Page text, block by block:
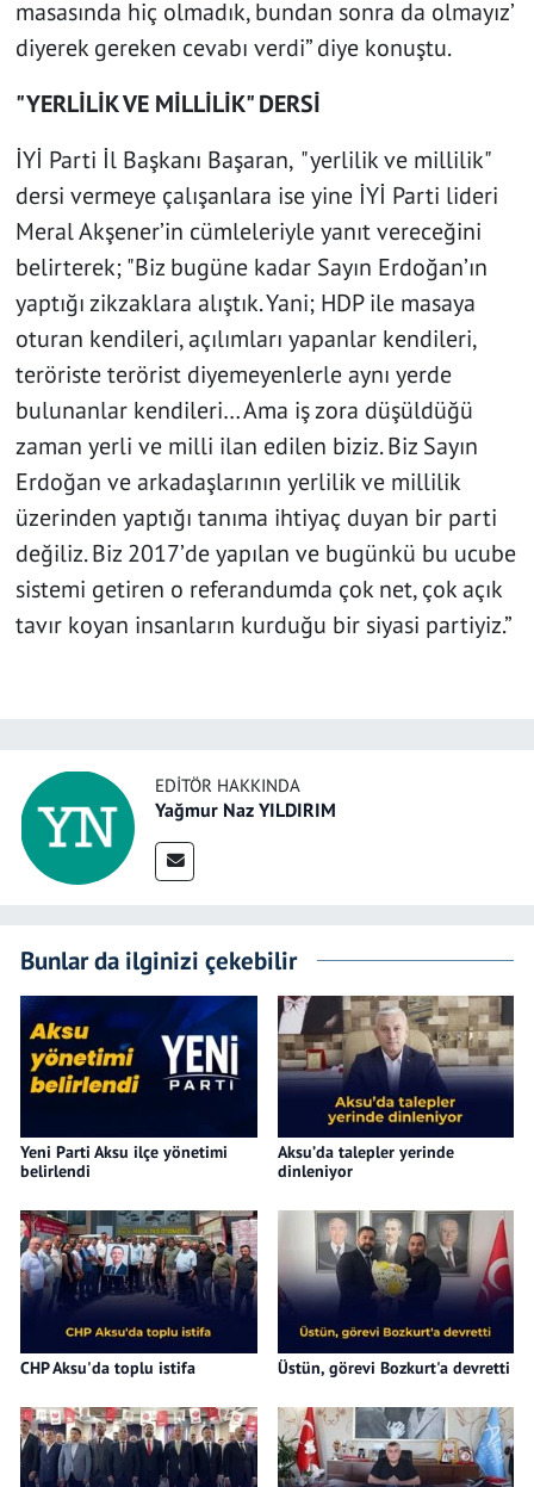
masasında hiç olmadık, bundan sonra da olmayız’
diyerek gereken cevabı verdi” diye konuştu.
"YERLİLİK VE MİLLİLİK" DERSİ
İYİ Parti İl Başkanı Başaran, "yerlilik ve millilik"
dersi vermeye çalışanlara ise yine İYİ Parti lideri
Meral Akşener’in cümleleriyle yanıt vereceğini
belirterek; "Biz bugüne kadar Sayın Erdoğan’ın
yaptığı zikzaklara alıştık. Yani; HDP ile masaya
oturan kendileri, açılımları yapanlar kendileri,
teröriste terörist diyemeyenlerle aynı yerde
bulunanlar kendileri… Ama iş zora düşüldüğü
zaman yerli ve milli ilan edilen biziz. Biz Sayın
Erdoğan ve arkadaşlarının yerlilik ve millilik
üzerinden yaptığı tanıma ihtiyaç duyan bir parti
değiliz. Biz 2017’de yapılan ve bugünkü bu ucube
sistemi getiren o referandumda çok net, çok açık
tavır koyan insanların kurduğu bir siyasi partiyiz.”
EDITÖR HAKKINDA
Yağmur Naz YILDIRIM
Bunlar da ilginizi çekebilir
Yeni Parti Aksu ilçe yönetimi
belirlendi
Aksu’da talepler yerinde
dinleniyor
CHP Aksu'da toplu istifa Üstün, görevi Bozkurt'a devretti